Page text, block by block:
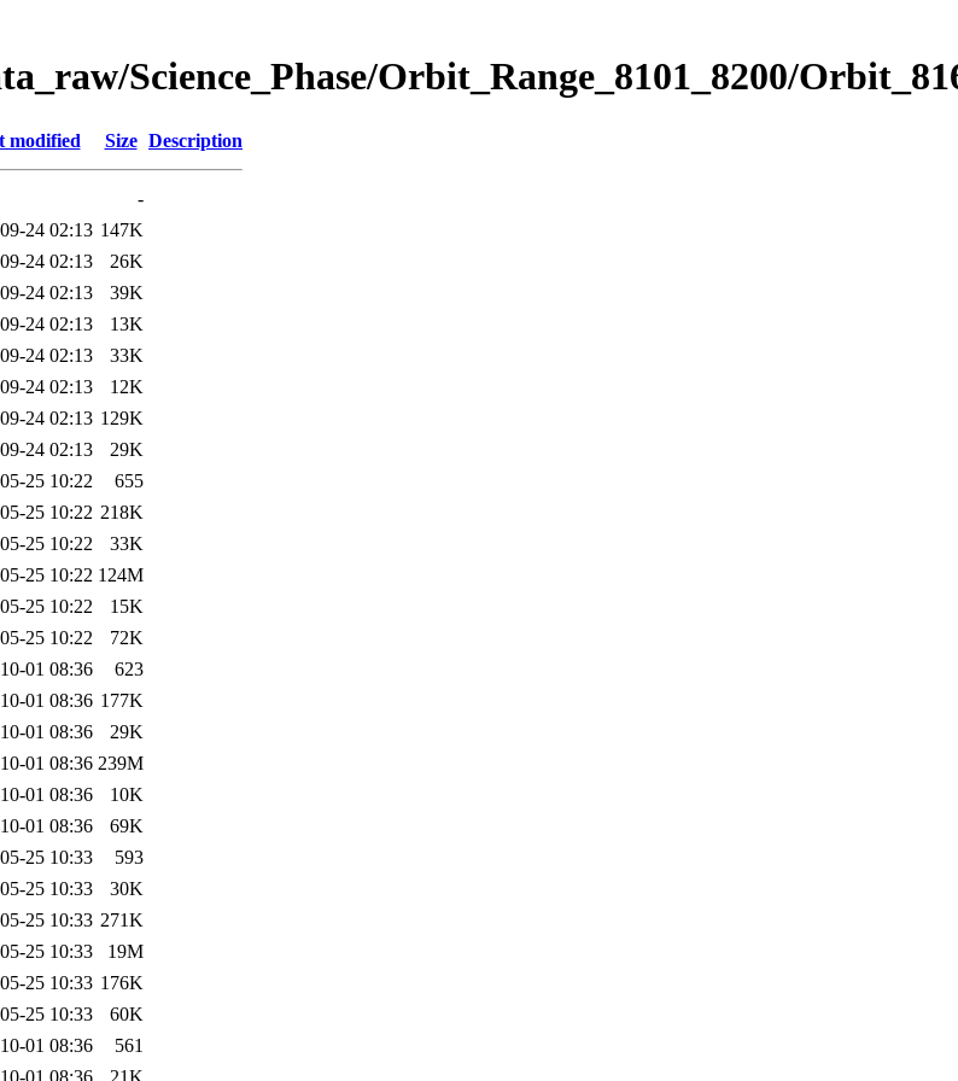
Science_Phase/Orbit_Range_8101_8200/
modified Size Description
-
24 02:13 147K
24 02:13
26K
24 02:13
39K
24 02:13
13K
24 02:13
33K
24 02:13
12K
24 02:13 129K
24 02:13
29K
25 10:22
655
25 10:22 218K
25 10:22
33K
25 10:22 124M
25 10:22
15K
25 10:22
72K
01 08:36
623
01 08:36 177K
01 08:36
29K
01 08:36 239M
01 08:36
10K
01 08:36
69K
25 10:33
593
25 10:33
30K
25 10:33 271K
25 10:33
19M
25 10:33 176K
25 10:33
60K
01 08:36
561